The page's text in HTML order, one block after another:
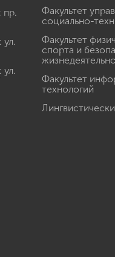
Факультет
социально-
Факультет
спорта и
Факультет
технологий